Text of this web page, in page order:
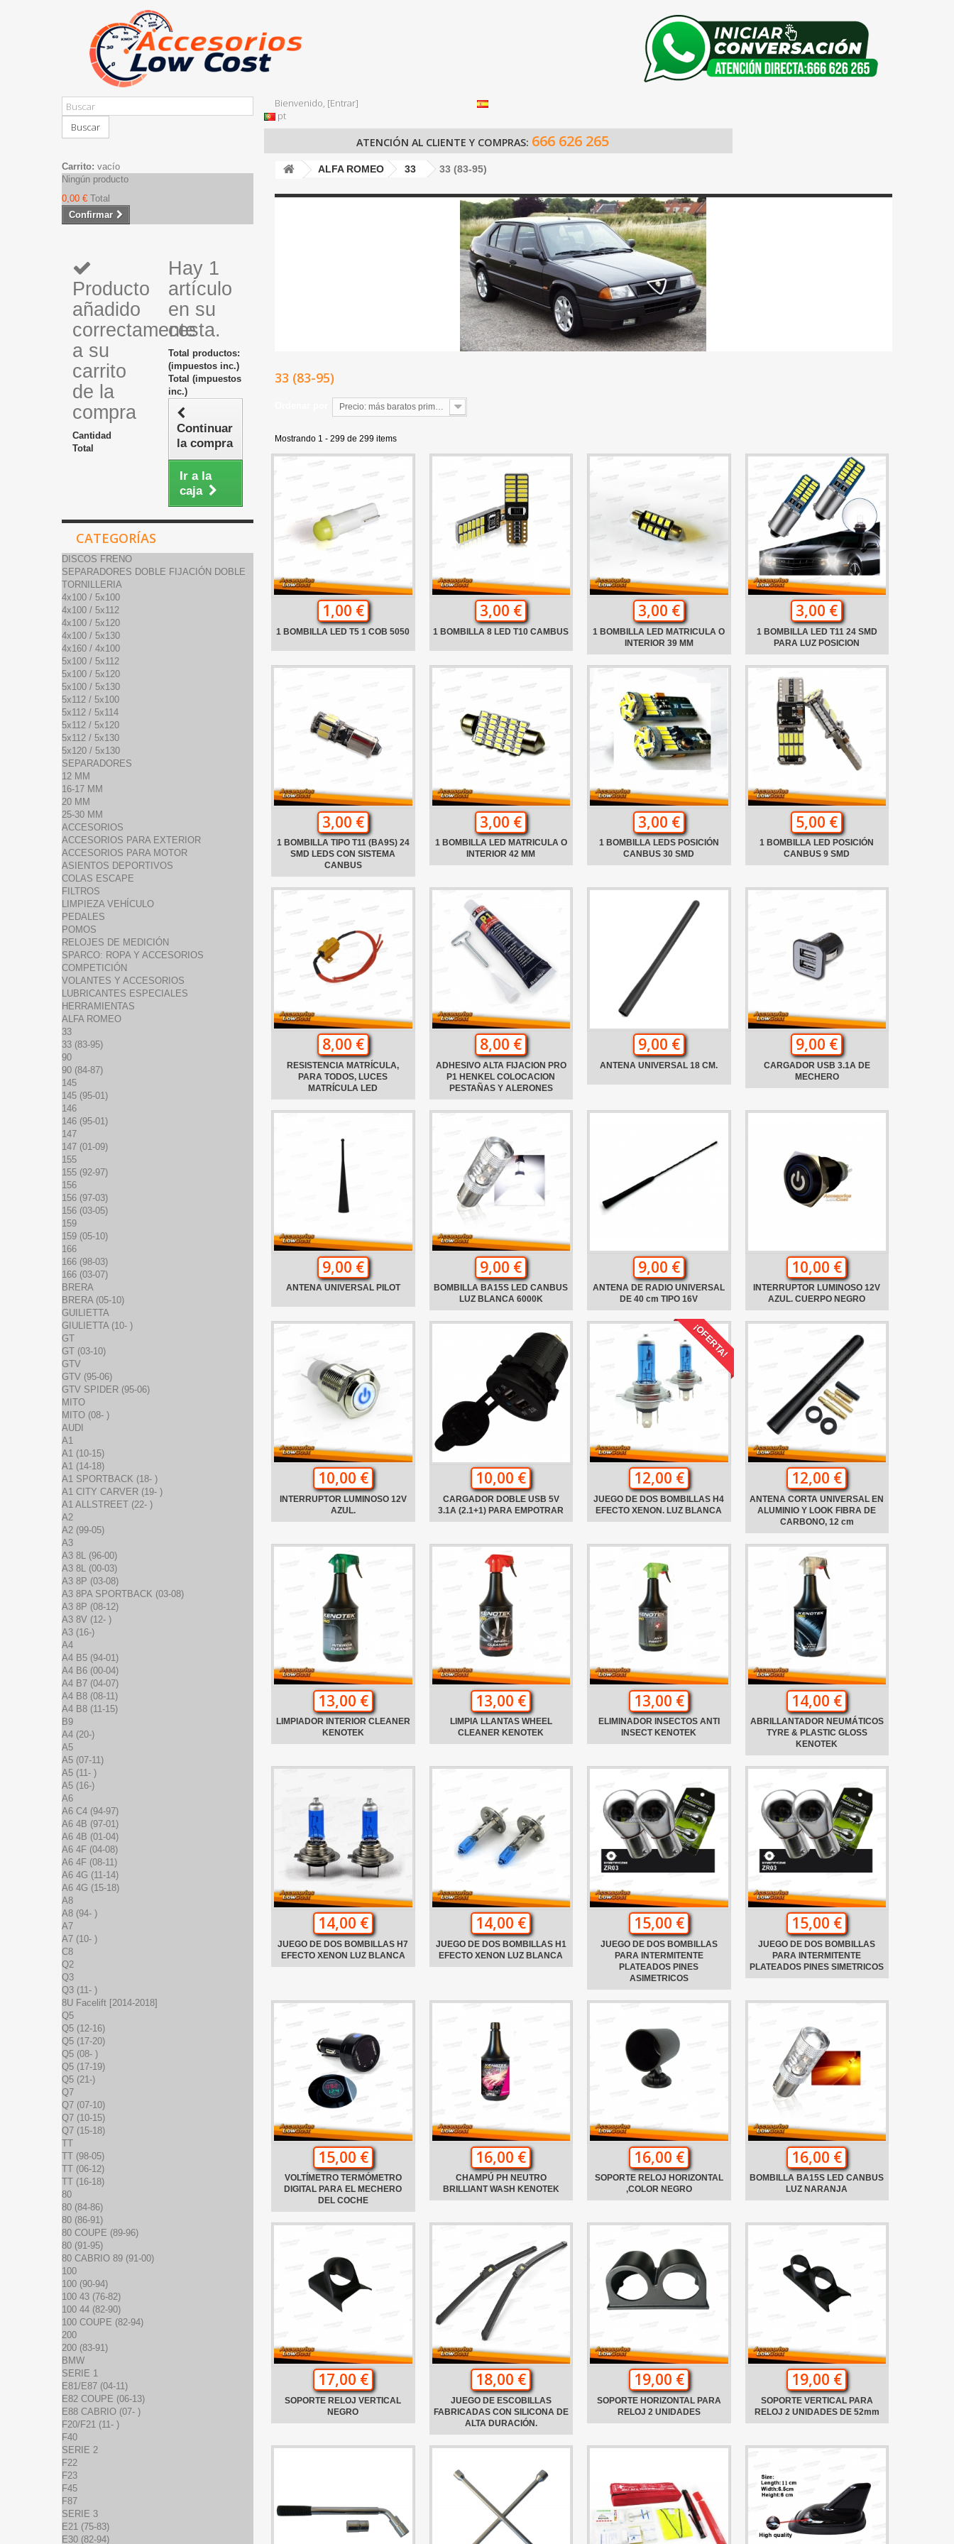
Buscar
Bienvenido, [Entrar]
pt
ATENCIÓN AL CLIENTE Y COMPRAS: 666 626 265
Carrito: vacío
Ningún producto
0,00 € Total
Confirmar
Producto
añadido
correctamente
a su
carrito
de la
compra
Cantidad
Total
Hay 1
artículo
en su
cesta.
Total productos:
(impuestos inc.)
Total (impuestos
inc.)
Continuar
la compra
Ir a la
caja
CATEGORÍAS
DISCOS FRENO
SEPARADORES DOBLE FIJACIÓN DOBLE
TORNILLERIA
4x100 / 5x100
4x100 / 5x112
4x100 / 5x120
4x100 / 5x130
4x160 / 4x100
5x100 / 5x112
5x100 / 5x120
5x100 / 5x130
5x112 / 5x100
5x112 / 5x114
5x112 / 5x120
5x112 / 5x130
5x120 / 5x130
SEPARADORES
12 MM
16-17 MM
20 MM
25-30 MM
ACCESORIOS
ACCESORIOS PARA EXTERIOR
ACCESORIOS PARA MOTOR
ASIENTOS DEPORTIVOS
COLAS ESCAPE
FILTROS
LIMPIEZA VEHÍCULO
PEDALES
POMOS
RELOJES DE MEDICIÓN
SPARCO: ROPA Y ACCESORIOS
COMPETICIÓN
VOLANTES Y ACCESORIOS
LUBRICANTES ESPECIALES
HERRAMIENTAS
ALFA ROMEO
33
33 (83-95)
90
90 (84-87)
145
145 (95-01)
146
146 (95-01)
147
147 (01-09)
155
155 (92-97)
156
156 (97-03)
156 (03-05)
159
159 (05-10)
166
166 (98-03)
166 (03-07)
BRERA
BRERA (05-10)
GUILIETTA
GIULIETTA (10- )
GT
GT (03-10)
GTV
GTV (95-06)
GTV SPIDER (95-06)
MITO
MITO (08- )
AUDI
A1
A1 (10-15)
A1 (14-18)
A1 SPORTBACK (18- )
A1 CITY CARVER (19- )
A1 ALLSTREET (22- )
A2
A2 (99-05)
A3
A3 8L (96-00)
A3 8L (00-03)
A3 8P (03-08)
A3 8PA SPORTBACK (03-08)
A3 8P (08-12)
A3 8V (12- )
A3 (16-)
A4
A4 B5 (94-01)
A4 B6 (00-04)
A4 B7 (04-07)
A4 B8 (08-11)
A4 B8 (11-15)
B9
A4 (20-)
A5
A5 (07-11)
A5 (11- )
A5 (16-)
A6
A6 C4 (94-97)
A6 4B (97-01)
A6 4B (01-04)
A6 4F (04-08)
A6 4F (08-11)
A6 4G (11-14)
A6 4G (15-18)
A8
A8 (94- )
A7
A7 (10- )
C8
Q2
Q3
Q3 (11- )
8U Facelift [2014-2018]
Q5
Q5 (12-16)
Q5 (17-20)
Q5 (08- )
Q5 (17-19)
Q5 (21-)
Q7
Q7 (07-10)
Q7 (10-15)
Q7 (15-18)
TT
TT (98-05)
TT (06-12)
TT (16-18)
80
80 (84-86)
80 (86-91)
80 COUPE (89-96)
80 (91-95)
80 CABRIO 89 (91-00)
100
100 (90-94)
100 43 (76-82)
100 44 (82-90)
100 COUPE (82-94)
200
200 (83-91)
BMW
SERIE 1
E81/E87 (04-11)
E82 COUPE (06-13)
E88 CABRIO (07- )
F20/F21 (11- )
F40
SERIE 2
F22
F23
F45
F87
SERIE 3
E21 (75-83)
E30 (82-94)
ALFA ROMEO 33 33 (83-95)
33 (83-95)
Precio: más baratos primero
Mostrando 1 - 299 de 299 items
1,00 €
1 BOMBILLA LED T5 1 COB 5050
3,00 €
1 BOMBILLA 8 LED T10 CAMBUS
3,00 €
1 BOMBILLA LED MATRICULA O
INTERIOR 39 MM
3,00 €
1 BOMBILLA LED T11 24 SMD
PARA LUZ POSICION
3,00 €
1 BOMBILLA TIPO T11 (BA9S) 24
SMD LEDS CON SISTEMA
CANBUS
3,00 €
1 BOMBILLA LED MATRICULA O
INTERIOR 42 MM
3,00 €
1 BOMBILLA LEDS POSICIÓN
CANBUS 30 SMD
5,00 €
1 BOMBILLA LED POSICIÓN
CANBUS 9 SMD
8,00 €
RESISTENCIA MATRÍCULA,
PARA TODOS, LUCES
MATRÍCULA LED
8,00 €
ADHESIVO ALTA FIJACION PRO
P1 HENKEL COLOCACION
PESTAÑAS Y ALERONES
9,00 €
ANTENA UNIVERSAL 18 CM.
9,00 €
CARGADOR USB 3.1A DE
MECHERO
9,00 €
ANTENA UNIVERSAL PILOT
9,00 €
BOMBILLA BA15S LED CANBUS
LUZ BLANCA 6000K
9,00 €
ANTENA DE RADIO UNIVERSAL
DE 40 cm TIPO 16V
10,00 €
INTERRUPTOR LUMINOSO 12V
AZUL. CUERPO NEGRO
10,00 €
INTERRUPTOR LUMINOSO 12V
AZUL.
10,00 €
CARGADOR DOBLE USB 5V
3.1A (2.1+1) PARA EMPOTRAR
¡OFERTA!
12,00 €
JUEGO DE DOS BOMBILLAS H4
EFECTO XENON. LUZ BLANCA
12,00 €
ANTENA CORTA UNIVERSAL EN
ALUMINIO Y LOOK FIBRA DE
CARBONO, 12 cm
13,00 €
LIMPIADOR INTERIOR CLEANER
KENOTEK
13,00 €
LIMPIA LLANTAS WHEEL
CLEANER KENOTEK
13,00 €
ELIMINADOR INSECTOS ANTI
INSECT KENOTEK
14,00 €
ABRILLANTADOR NEUMÁTICOS
TYRE & PLASTIC GLOSS
KENOTEK
14,00 €
JUEGO DE DOS BOMBILLAS H7
EFECTO XENON LUZ BLANCA
14,00 €
JUEGO DE DOS BOMBILLAS H1
EFECTO XENON LUZ BLANCA
15,00 €
JUEGO DE DOS BOMBILLAS
PARA INTERMITENTE
PLATEADOS PINES
ASIMETRICOS
15,00 €
JUEGO DE DOS BOMBILLAS
PARA INTERMITENTE
PLATEADOS PINES SIMETRICOS
15,00 €
VOLTÍMETRO TERMÓMETRO
DIGITAL PARA EL MECHERO
DEL COCHE
16,00 €
CHAMPÚ PH NEUTRO
BRILLIANT WASH KENOTEK
16,00 €
SOPORTE RELOJ HORIZONTAL
,COLOR NEGRO
16,00 €
BOMBILLA BA15S LED CANBUS
LUZ NARANJA
17,00 €
SOPORTE RELOJ VERTICAL
NEGRO
18,00 €
JUEGO DE ESCOBILLAS
FABRICADAS CON SILICONA DE
ALTA DURACIÓN.
19,00 €
SOPORTE HORIZONTAL PARA
RELOJ 2 UNIDADES
19,00 €
SOPORTE VERTICAL PARA
RELOJ 2 UNIDADES DE 52mm